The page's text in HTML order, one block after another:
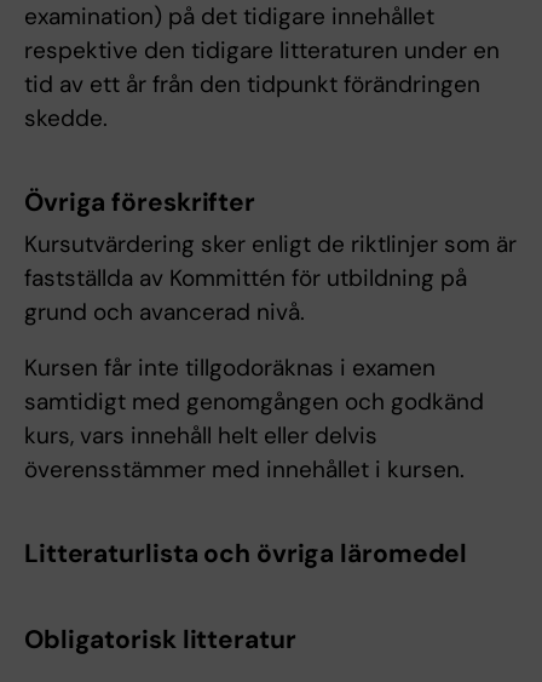
examination) på det tidigare innehållet
respektive den tidigare litteraturen under en
tid av ett år från den tidpunkt förändringen
skedde.
Övriga föreskrifter
Kursutvärdering sker enligt de riktlinjer som är
fastställda av Kommittén för utbildning på
grund och avancerad nivå.
Kursen får inte tillgodoräknas i examen
samtidigt med genomgången och godkänd
kurs, vars innehåll helt eller delvis
överensstämmer med innehållet i kursen.
Litteraturlista och övriga läromedel
Obligatorisk litteratur